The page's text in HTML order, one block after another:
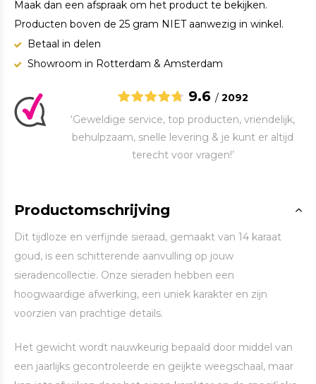
Maak dan een afspraak om het product te bekijken.
Producten boven de 25 gram NIET aanwezig in winkel.
Betaal in delen
Showroom in Rotterdam & Amsterdam
9.6 / 2092
‘Geweldige service, top producten, vriendelijk,
behulpzaam, snelle levering & je kunt er altijd
terecht voor vragen!’
Productomschrijving
Dit tijdloze en verfijnde sieraad, gemaakt van 14 karaat
goud, is een schitterende aanvulling op jouw
sieradencollectie. Onze sieraden hebben een
hoogwaardige afwerking, een uniek karakter en zijn
voorzien van prachtige details.
Het gewicht wordt nauwkeurig bepaald door middel van
een jaarlijks gecontroleerde en geijkte weegschaal, maar